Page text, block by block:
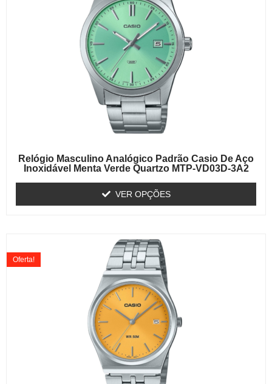
Relógio Masculino Analógico Padrão Casio De Aço
Inoxidável Menta Verde Quartzo MTP-VD03D-3A2
VER OPÇÕES
Oferta!